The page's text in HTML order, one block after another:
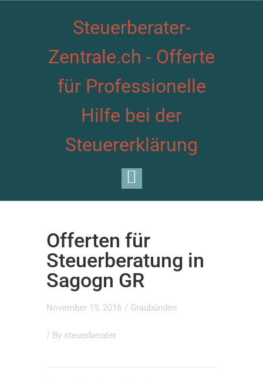
Steuerberater-
Zentrale.ch - Offerte
für Professionelle
Hilfe bei der
Steuererklärung
Offerten für
Steuerberatung in
Sagogn GR
November 19, 2016 / Graubünden
/ By steuerberater